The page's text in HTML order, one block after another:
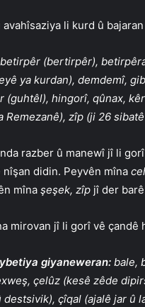
li kurd û
betirpêr (bertirpêr),
ya kurdan), demdemî,
hingorî, qûnax,
zîp (ji 26
razber û manewî jî li
didin. Peyvên mîna
mîna şeşek, zîp jî der
mirovan jî li gorî vê çandê
giyaneweran: bale,
çelûz (kesê zêde
çîqal (ajalê jar û